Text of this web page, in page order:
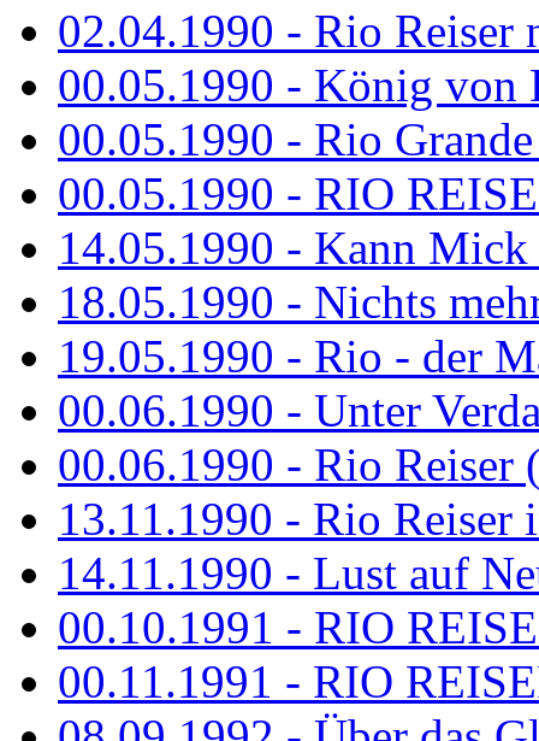
02.04.1990 - Rio
00.05.1990 - König von
00.05.1990 - Rio
00.05.1990 - RIO
14.05.1990 - Kann Mick
18.05.1990 - Nichts
19.05.1990 - Rio - der
00.06.1990 - Unter
00.06.1990 - Rio Reiser
13.11.1990 - Rio Reiser
14.11.1990 - Lust auf
00.10.1991 - RIO
00.11.1991 - RIO